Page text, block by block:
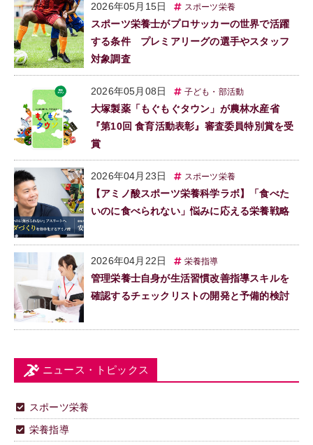
2026年05月15日 スポーツ栄養
スポーツ栄養士がプロサッカーの世界で活躍
する条件 プレミアリーグの選手やスタッフ
対象調査
2026年05月08日 子ども・部活動
大塚製薬「もぐもぐタウン」が農林水産省
『第10回 食育活動表彰』審査委員特別賞を受
賞
2026年04月23日 スポーツ栄養
【アミノ酸スポーツ栄養科学ラボ】「食べた
いのに食べられない」悩みに応える栄養戦略
2026年04月22日 栄養指導
管理栄養士自身が生活習慣改善指導スキルを
確認するチェックリストの開発と予備的検討
ニュース・トピックス
スポーツ栄養
栄養指導